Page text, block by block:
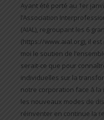
Ayant été porté au 1er
l’Association
(AIAL), regroupant les 6
(https://www.aial.org), il
moi le soutien de
serait-ce que pour
individuelles sur la
notre corporation face à
les nouveaux modes de
réinventer en continue la